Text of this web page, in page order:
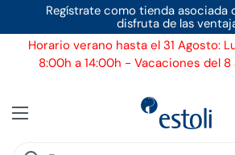
Ir al contenidoRegístrate como tienda asociada
disfruta de las
Horario verano hasta el 31 Agosto:
8:00h a 14:00h - Vacaciones del 8
Abrir menú